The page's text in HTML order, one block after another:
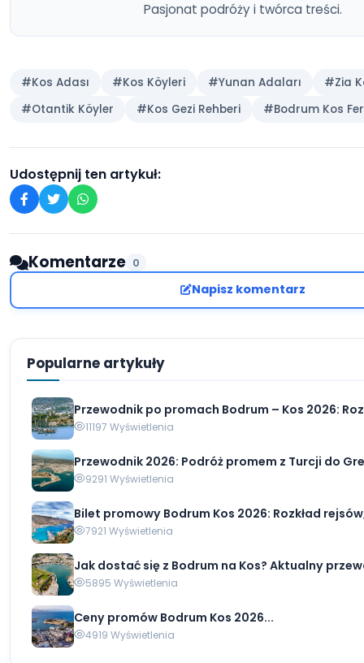
Pasjonat podróży i twórca treści.
#Kos Adası #Kos Köyleri #Yunan Adaları
#Zia
#Otantik Köyler
#Kos Gezi Rehberi #Bodrum Kos
Udostępnij ten artykuł:
Komentarze 0
Napisz komentarz
Popularne artykuły
Przewodnik po promach Bodrum – Kos 2026:
11197 Wyświetlenia
Przewodnik 2026: Podróż promem z Turcji do
9291 Wyświetlenia
Bilet promowy Bodrum Kos 2026: Rozkład
7921 Wyświetlenia
Jak dostać się z Bodrum na Kos? Aktualny
5895 Wyświetlenia
Ceny promów Bodrum Kos 2026...
4919 Wyświetlenia